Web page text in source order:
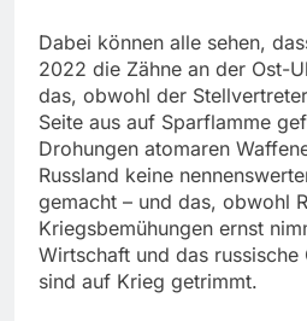
Dabei können alle sehen,
2022 die Zähne an der Ost-
das, obwohl der
Seite aus auf Sparflamme
Drohungen atomaren
Russland keine
gemacht – und das, obwohl
Kriegsbemühungen ernst
Wirtschaft und das russische
sind auf Krieg getrimmt.